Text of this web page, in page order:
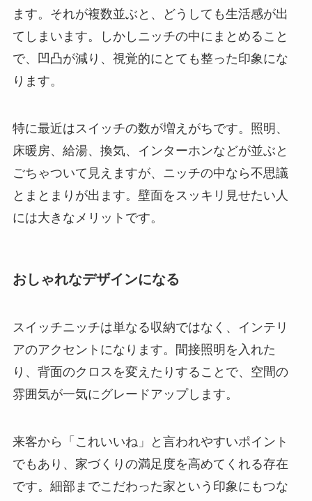
ます。それが複数並ぶと、どうしても生活感が出
てしまいます。しかしニッチの中にまとめること
で、凹凸が減り、視覚的にとても整った印象にな
ります。
特に最近はスイッチの数が増えがちです。照明、
床暖房、給湯、換気、インターホンなどが並ぶと
ごちゃついて見えますが、ニッチの中なら不思議
とまとまりが出ます。壁面をスッキリ見せたい人
には大きなメリットです。
おしゃれなデザインになる
スイッチニッチは単なる収納ではなく、インテリ
アのアクセントになります。間接照明を入れた
り、背面のクロスを変えたりすることで、空間の
雰囲気が一気にグレードアップします。
来客から「これいいね」と言われやすいポイント
でもあり、家づくりの満足度を高めてくれる存在
です。細部までこだわった家という印象にもつな